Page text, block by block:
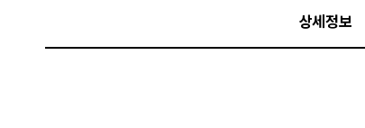
상세정보